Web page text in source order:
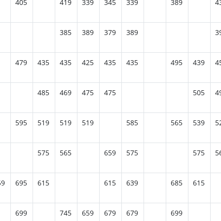
405 419 339 345 339 389
385 389 379 389
479 435 435 425 435 435 495 439
485 469 475 475 505
595 519 519 519 585 565 539
575 565 659 575 575
695 615 615 639 685 615
699 745 659 679 679 699